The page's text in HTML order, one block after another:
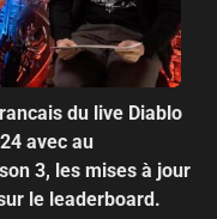
du live Diablo
avec au
3, les mises à jour
le leaderboard.